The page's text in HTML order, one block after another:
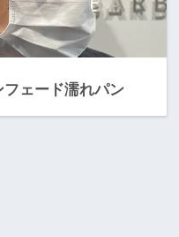
フェード濡れパン